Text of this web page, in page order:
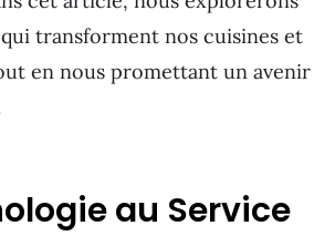
transforment nos cuisines et
en nous promettant un avenir
au Service